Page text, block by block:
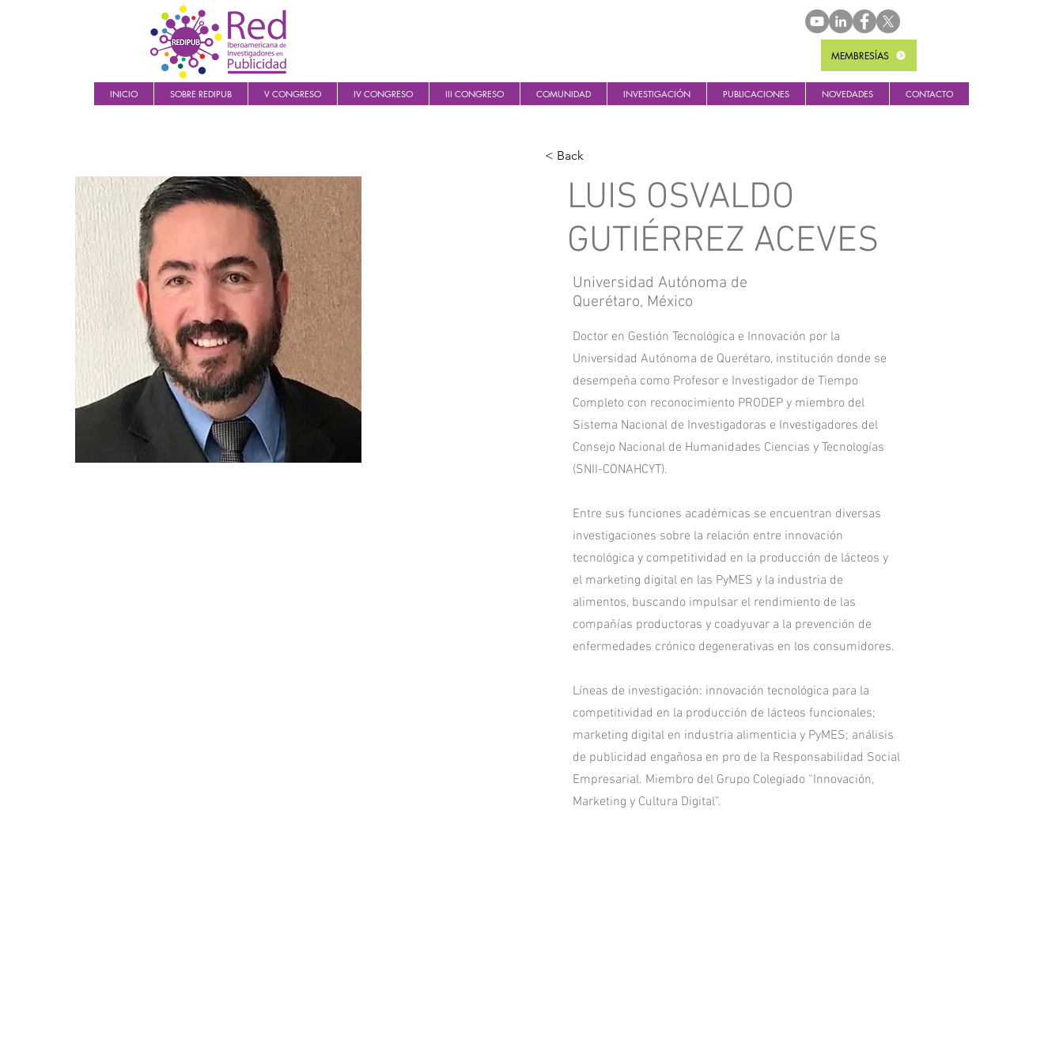
MEMBRESÍAS
INICIO SOBRE REDIPUB V CONGRESO IV CONGRESO III CONGRESO COMUNIDAD INVESTIGACIÓN PUBLICACIONES NOVEDADES CONTACTO
< Back
LUIS OSVALDO
GUTIÉRREZ ACEVES
Universidad Autónoma de
Querétaro, México
Doctor en Gestión Tecnológica e Innovación por la
Universidad Autónoma de Querétaro, institución donde se
desempeña como Profesor e Investigador de Tiempo
Completo con reconocimiento PRODEP y miembro del
Sistema Nacional de Investigadoras e Investigadores del
Consejo Nacional de Humanidades Ciencias y Tecnologías
(SNII-CONAHCYT).
Entre sus funciones académicas se encuentran diversas
investigaciones sobre la relación entre innovación
tecnológica y competitividad en la producción de lácteos y
el marketing digital en las PyMES y la industria de
alimentos, buscando impulsar el rendimiento de las
compañías productoras y coadyuvar a la prevención de
enfermedades crónico degenerativas en los consumidores.
Líneas de investigación: innovación tecnológica para la
competitividad en la producción de lácteos funcionales;
marketing digital en industria alimenticia y PyMES; análisis
de publicidad engañosa en pro de la Responsabilidad Social
Empresarial. Miembro del Grupo Colegiado “Innovación,
Marketing y Cultura Digital”.